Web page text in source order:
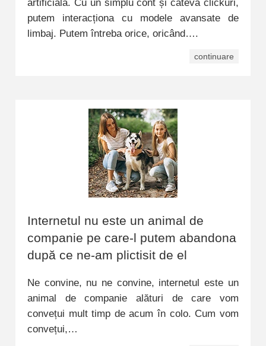
artificială. Cu un simplu cont și câteva clickuri,
putem interacționa cu modele avansate de
limbaj. Putem întreba orice, oricând….
continuare
Internetul nu este un animal de
companie pe care-l putem abandona
după ce ne-am plictisit de el
Ne convine, nu ne convine, internetul este un
animal de companie alături de care vom
convețui mult timp de acum în colo. Cum vom
convețui,…